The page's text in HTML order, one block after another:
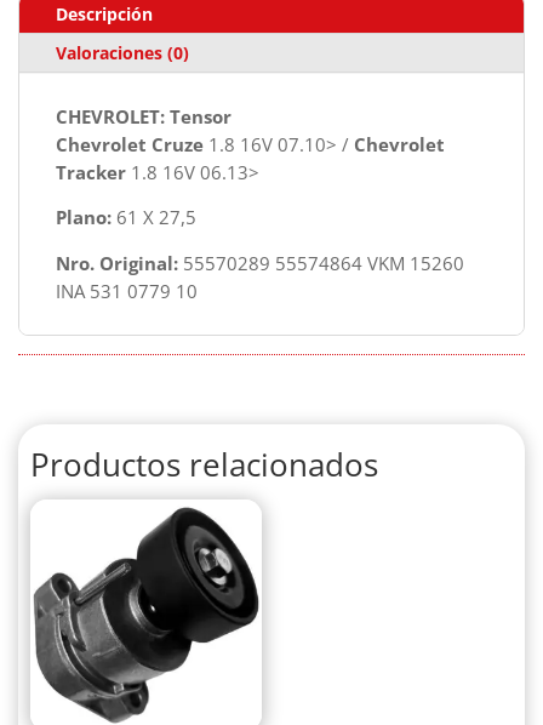
Descripción
Valoraciones (0)
CHEVROLET: Tensor
Chevrolet Cruze 1.8 16V 07.10> / Chevrolet
Tracker 1.8 16V 06.13>
Plano: 61 X 27,5
Nro. Original: 55570289 55574864 VKM 15260
INA 531 0779 10
Productos relacionados